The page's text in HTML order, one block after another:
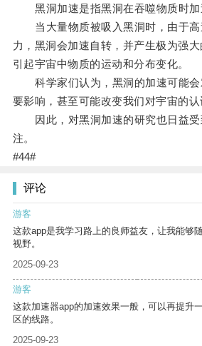
黑洞加速是指黑洞在吞噬物质时加
当大量物质被吸入黑洞时，由于高
力，黑洞会加速自转，并产生极为强
引起宇宙中物质的运动和分布变化。
科学家们认为，黑洞的加速可能会
要影响，甚至可能改变我们对宇宙的认
因此，对黑洞加速的研究也日益受
注。
#44#
评论
游客
这款app是我学习路上的良师益友，让我能够
视野。
2025-09-23
游客
这款加速器app的加速效果一般，可以再提升
区的线路。
2025-09-23